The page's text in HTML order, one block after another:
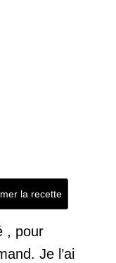
la recette
, pour
Je l’ai